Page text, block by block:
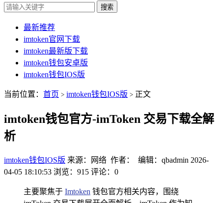
搜索
最新推荐
imtoken官网下载
imtoken最新版下载
imtoken钱包安卓版
imtoken钱包IOS版
当前位置： 首页 > imtoken钱包IOS版 > 正文
imtoken钱包官方-imToken 交易下载全解
析
imtoken钱包IOS版 来源：网络 作者： 编辑：qbadmin 2026-
04-05 18:10:53 浏览：915 评论：0
主要聚焦于 Imtoken 钱包官方相关内容，围绕